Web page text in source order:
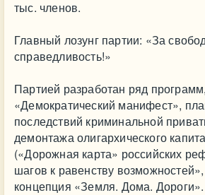
тыс. членов.
Главный лозунг партии: «За
справедливость!»
Партией разработан ряд
«Демократический манифест»,
последствий криминальной
демонтажа олигархического
(«Дорожная карта» российских
шагов к равенству
концепция «Земля. Дома. Дороги».